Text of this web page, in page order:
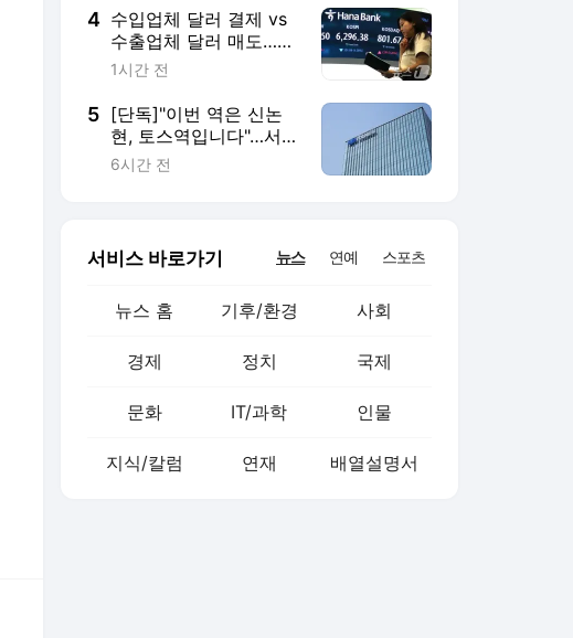
4 수입업체 달러 결제 vs
수출업체 달러 매도…환
율 1420원대 공방(종합)
1시간 전
5 [단독]"이번 역은 신논
현, 토스역입니다"…서울
지하철에 토스 이름 새
6시간 전
서비스 바로가기 뉴스 연예 스포츠
뉴스 홈 기후/환경 사회
경제 정치 국제
문화 IT/과학 인물
지식/칼럼 연재 배열설명서